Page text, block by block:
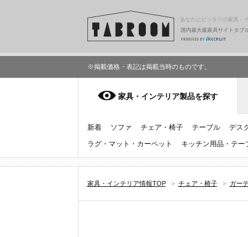
あなたにピッタリの家具・
国内最大級家具サイトタブ
※掲載価格・表記は掲載当時のものです。
家具・インテリア製品を探す
新着 ソファ チェア・椅子 テーブル デス
ラグ・マット・カーペット
キッチン用品・テー
家具・インテリア情報TOP > チェア・椅子 > ガー